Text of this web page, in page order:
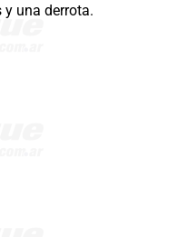
una derrota.